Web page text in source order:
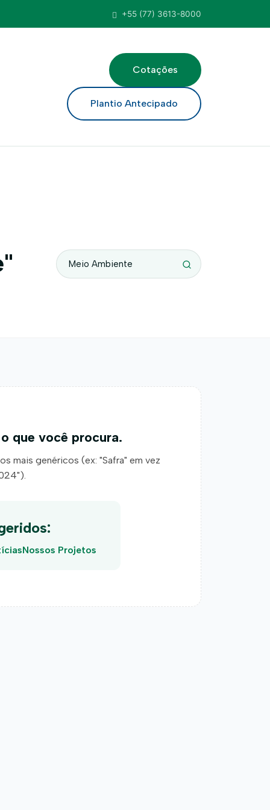
+55 (77) 3613-8000
Cotações
Plantio Antecipado
que você procura.
mais genéricos (ex: "Safra" em vez
Nossos Projetos